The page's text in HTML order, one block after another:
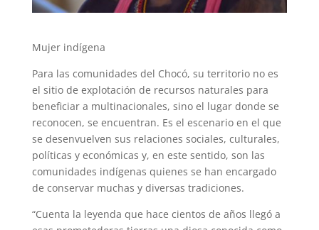
Mujer indígena
Para las comunidades del Chocó, su territorio no es
el sitio de explotación de recursos naturales para
beneficiar a multinacionales, sino el lugar donde se
reconocen, se encuentran. Es el escenario en el que
se desenvuelven sus relaciones sociales, culturales,
políticas y económicas y, en este sentido, son las
comunidades indígenas quienes se han encargado
de conservar muchas y diversas tradiciones.
“Cuenta la leyenda que hace cientos de años llegó a